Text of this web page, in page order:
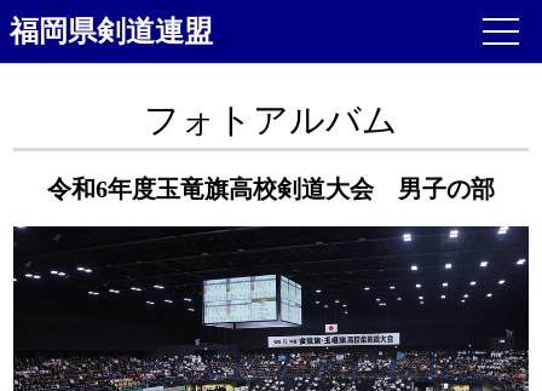
福岡県剣道連盟
フォトアルバム
令和6年度玉竜旗高校剣道大会 男子の部